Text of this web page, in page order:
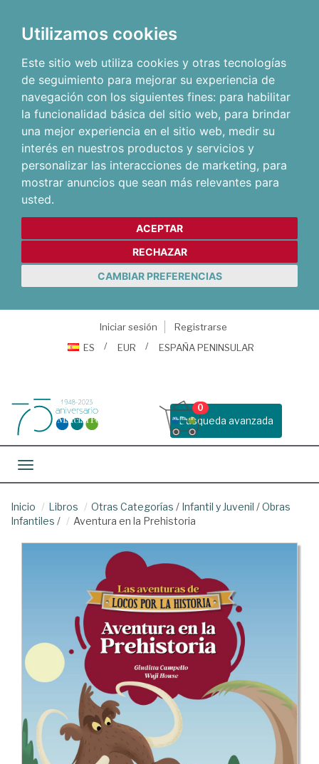
Utilizamos cookies
Este sitio web utiliza cookies y otras tecnologías
de seguimiento para mejorar su experiencia de
navegación con los siguientes fines: para habilitar
la funcionalidad básica del sitio web, para brindar
una mejor experiencia en el sitio web, medir su
interés en nuestros productos y servicios y
personalizar las interacciones de marketing, para
mostrar anuncios que sean más relevantes para
usted.
ACEPTAR
RECHAZAR
CAMBIAR PREFERENCIAS
Iniciar sesión
Registrarse
ES
EUR ESPAÑA PENINSULAR
Busqueda avanzada
0
Toggle navigation
Inicio Libros Otras Categorías / Infantil y Juvenil /Obras
Infantiles / Aventura en la Prehistoria